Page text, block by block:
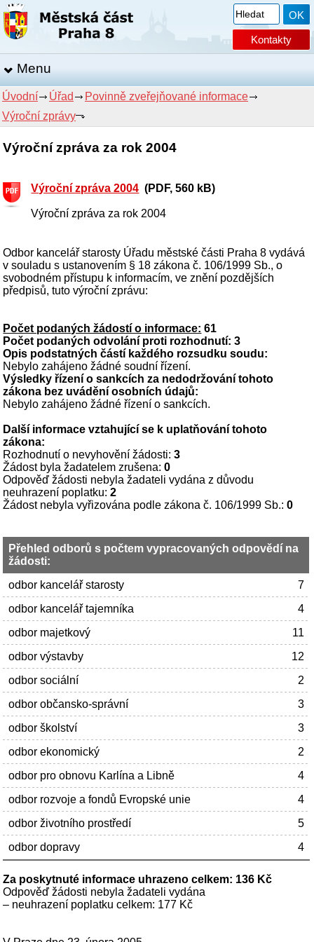
Kontakty
Menu
Úvodní Úřad
Povinně zveřejňované informace
Výroční zprávy
Výroční zpráva za rok 2004
Výroční zpráva 2004 (PDF, 560 kB)
Výroční zpráva za rok 2004
Odbor kancelář starosty Úřadu městské části Praha 8 vydává
v souladu s ustanovením § 18 zákona č. 106/1999 Sb., o
svobodném přístupu k informacím, ve znění pozdějších
předpisů, tuto výroční zprávu:
Počet podaných žádostí o informace: 61
Počet podaných odvolání proti rozhodnutí: 3
Opis podstatných částí každého rozsudku soudu:
Nebylo zahájeno žádné soudní řízení.
Výsledky řízení o sankcích za nedodržování tohoto
zákona bez uvádění osobních údajů:
Nebylo zahájeno žádné řízení o sankcích.
Další informace vztahující se k uplatňování tohoto
zákona:
Rozhodnutí o nevyhovění žádosti:3
Žádost byla žadatelem zrušena:0
Odpověď žádosti nebyla žadateli vydána z důvodu
neuhrazení poplatku:2
Žádost nebyla vyřizována podle zákona č. 106/1999 Sb.:0
Přehled odborů s počtem vypracovaných odpovědí na
žádosti:
odbor kancelář starosty
7
odbor kancelář tajemníka
4
odbor majetkový
11
odbor výstavby
12
odbor sociální
2
odbor občansko-správní
3
odbor školství
3
odbor ekonomický
2
odbor pro obnovu Karlína a Libně
4
odbor rozvoje a fondů Evropské unie
4
odbor životního prostředí
5
odbor dopravy
4
Za poskytnuté informace uhrazeno celkem: 136 Kč
Odpověď žádosti nebyla žadateli vydána
– neuhrazení poplatku celkem: 177 Kč